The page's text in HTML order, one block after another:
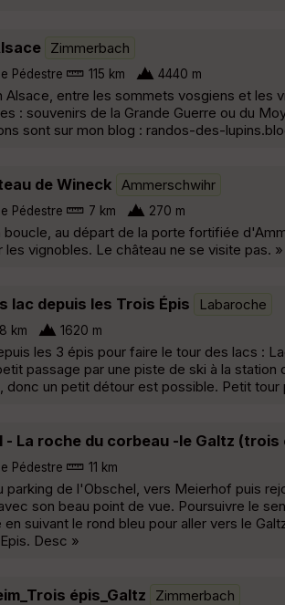
Zimmerbach
Pédestre 115 km 4440 m
Alsace, entre les sommets vosgiens et les
: souvenirs de la Grande Guerre ou du
sont sur mon blog : randos-des-
de Wineck Ammerschwihr
Pédestre 7 km 270 m
boucle, au départ de la porte fortifiée
les vignobles. Le château ne se visite pas. »
lac depuis les Trois Épis Labaroche
km 1620 m
les 3 épis pour faire le tour des lacs :
passage par une piste de ski à la
donc un petit détour est possible. Petit
- La roche du corbeau -le Galtz (trois
Pédestre 11 km
parking de l'Obschel, vers Meierhof puis
son beau point de vue. Poursuivre le
en suivant le rond bleu pour aller vers le
Desc »
épis_Galtz Zimmerbach